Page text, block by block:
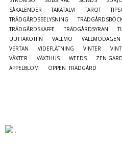
SÅKALENDER
TAKATALVI TAROT
TRÄDGÅRDSBELYSNING
TRÄDGÅRDSKAFFE
TRÄDGÅRDSYRAN
UUTTAKOTIIN
VALLMO VALLMODAGEN
VERTAN
VIDEFLÄTNING VINTER
VÄXTER
VÄXTHUS WEEDS ZEN-
ÄPPELBLOM
ÖPPEN TRÄDGÅRD